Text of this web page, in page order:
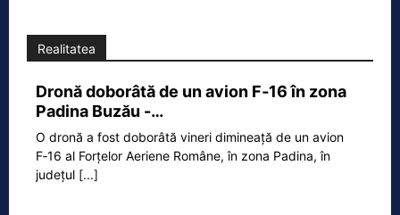
Realitatea
Dronă doborâtă de un avion F‑16 în zona
Padina Buzău -…
O dronă a fost doborâtă vineri dimineață de un avion
F‑16 al Forțelor Aeriene Române, în zona Padina, în
județul [...]